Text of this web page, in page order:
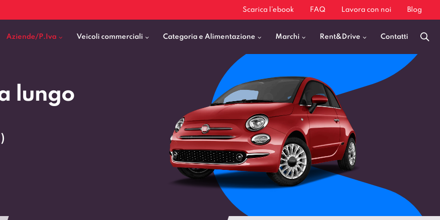
Scarica l’ebook FAQ Lavora con noi Blog
Aziende/P.Iva Veicoli commerciali
elettrici
Allestiti
Categoria e Alimentazione
SUV e Crossover
Benzina
Diesel
Elettrica
Ibrida
GPL
Marchi
BMW
Mercedes Benz Vans
Citroen Business
Peugeot Professional
Renault Professional
BMW X1
Audi Q3
Audi A3
Kia Sportage
Jeep Avenger
Rent&Drive Contatti
lungo